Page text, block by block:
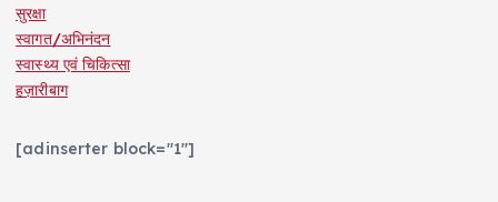
सुरक्षा
स्वागत/अभिनंदन
स्वास्थ्य एवं चिकित्सा
हज़ारीबाग
[adinserter block="1"]